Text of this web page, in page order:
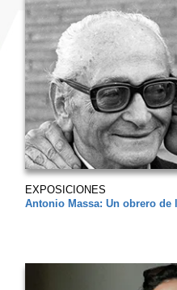
EXPOSICIONES
Antonio Massa: Un obrero de